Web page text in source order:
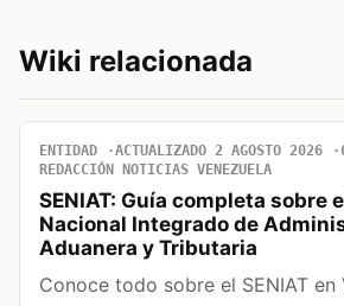
Wiki relacionada
ENTIDAD ACTUALIZADO 2 AGOSTO 2026
REDACCIÓN NOTICIAS VENEZUELA
SENIAT: Guía completa sobre
Nacional Integrado de
Aduanera y Tributaria
Conoce todo sobre el SENIAT en